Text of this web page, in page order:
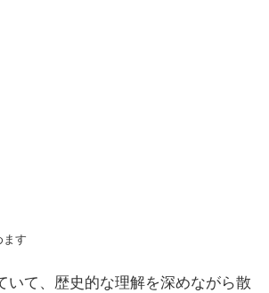
ます
いて、歴史的な理解を深めながら散